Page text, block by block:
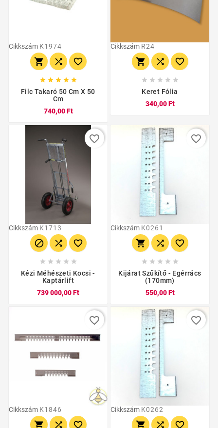
Cikkszám K1974
  
    
Filc Takaró 50 Cm X 50
Cm
740,00 Ft
Cikkszám R24
  
    
Keret Fólia
340,00 Ft
Cikkszám K1713
  
    
Kézi Méhészeti Kocsi -
Kaptárlift
739 000,00 Ft
favorite_border
Cikkszám K0261
  
    
Kijárat Szűkítő - Egérrács
(170mm)
550,00 Ft
favorite_border
Cikkszám K1846
  
favorite_border
Cikkszám K0262
  
favorite_border